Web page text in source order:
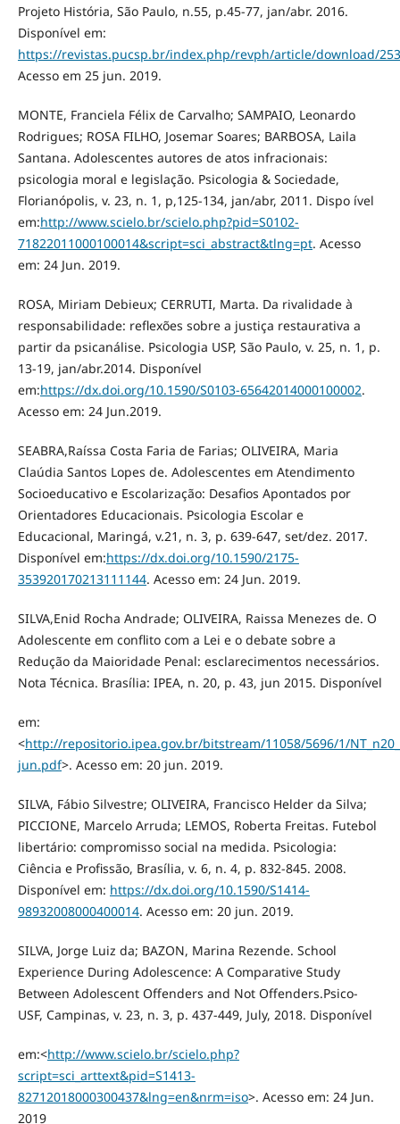
Projeto História, São Paulo, n.55, p.45-77, jan/abr. 2016.
Disponível em:
https://revistas.pucsp.br/index.php/revph/article/download/
Acesso em 25 jun. 2019.
MONTE, Franciela Félix de Carvalho; SAMPAIO, Leonardo
Rodrigues; ROSA FILHO, Josemar Soares; BARBOSA, Laila
Santana. Adolescentes autores de atos infracionais:
psicologia moral e legislação. Psicologia & Sociedade,
Florianópolis, v. 23, n. 1, p,125-134, jan/abr, 2011. Dispo ível
em:http://www.scielo.br/scielo.php?pid=S0102-
71822011000100014&script=sci_abstract&tlng=pt. Acesso
em: 24 Jun. 2019.
ROSA, Miriam Debieux; CERRUTI, Marta. Da rivalidade à
responsabilidade: reflexões sobre a justiça restaurativa a
partir da psicanálise. Psicologia USP, São Paulo, v. 25, n. 1, p.
13-19, jan/abr.2014. Disponível
em:https://dx.doi.org/10.1590/S0103-65642014000100002.
Acesso em: 24 Jun.2019.
SEABRA,Raíssa Costa Faria de Farias; OLIVEIRA, Maria
Claúdia Santos Lopes de. Adolescentes em Atendimento
Socioeducativo e Escolarização: Desafios Apontados por
Orientadores Educacionais. Psicologia Escolar e
Educacional, Maringá, v.21, n. 3, p. 639-647, set/dez. 2017.
Disponível em:https://dx.doi.org/10.1590/2175-
353920170213111144. Acesso em: 24 Jun. 2019.
SILVA,Enid Rocha Andrade; OLIVEIRA, Raissa Menezes de. O
Adolescente em conflito com a Lei e o debate sobre a
Redução da Maioridade Penal: esclarecimentos necessários.
Nota Técnica. Brasília: IPEA, n. 20, p. 43, jun 2015. Disponível
em:
<http://repositorio.ipea.gov.br/bitstream/11058/5696/1/
jun.pdf>. Acesso em: 20 jun. 2019.
SILVA, Fábio Silvestre; OLIVEIRA, Francisco Helder da Silva;
PICCIONE, Marcelo Arruda; LEMOS, Roberta Freitas. Futebol
libertário: compromisso social na medida. Psicologia:
Ciência e Profissão, Brasília, v. 6, n. 4, p. 832-845. 2008.
Disponível em: https://dx.doi.org/10.1590/S1414-
98932008000400014. Acesso em: 20 jun. 2019.
SILVA, Jorge Luiz da; BAZON, Marina Rezende. School
Experience During Adolescence: A Comparative Study
Between Adolescent Offenders and Not Offenders.Psico-
USF, Campinas, v. 23, n. 3, p. 437-449, July, 2018. Disponível
em:<http://www.scielo.br/scielo.php?
script=sci_arttext&pid=S1413-
82712018000300437&lng=en&nrm=iso>. Acesso em: 24 Jun.
2019